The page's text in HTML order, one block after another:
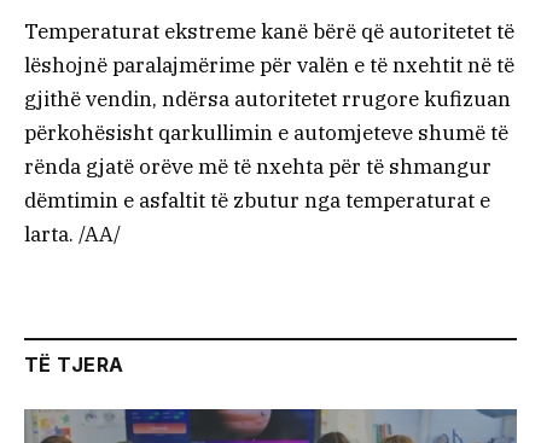
Temperaturat ekstreme kanë bërë që autoritetet të
lëshojnë paralajmërime për valën e të nxehtit në të
gjithë vendin, ndërsa autoritetet rrugore kufizuan
përkohësisht qarkullimin e automjeteve shumë të
rënda gjatë orëve më të nxehta për të shmangur
dëmtimin e asfaltit të zbutur nga temperaturat e
larta. /AA/
TË TJERA